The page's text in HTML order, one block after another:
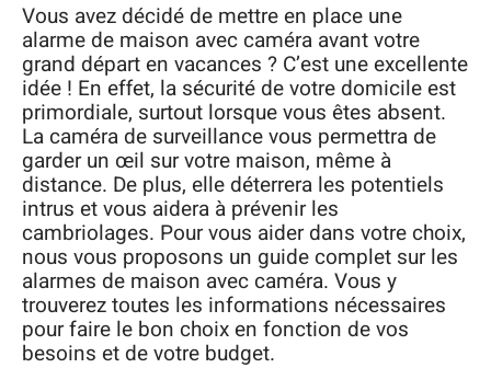
Vous avez décidé de mettre en place une
alarme de maison avec caméra avant votre
grand départ en vacances ? C’est une excellente
idée ! En effet, la sécurité de votre domicile est
primordiale, surtout lorsque vous êtes absent.
La caméra de surveillance vous permettra de
garder un œil sur votre maison, même à
distance. De plus, elle déterrera les potentiels
intrus et vous aidera à prévenir les
cambriolages. Pour vous aider dans votre choix,
nous vous proposons un guide complet sur les
alarmes de maison avec caméra. Vous y
trouverez toutes les informations nécessaires
pour faire le bon choix en fonction de vos
besoins et de votre budget.